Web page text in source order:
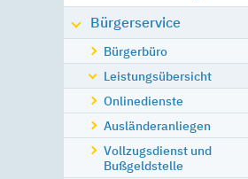
Bürgerservice
Bürgerbüro
Leistungsübersicht
Onlinedienste
Ausländeranliegen
Vollzugsdienst und
Bußgeldstelle